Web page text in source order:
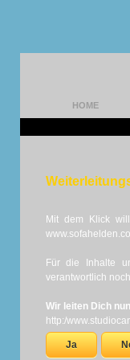
HOME
Mit dem Klick
Für die Inhalte
verantwortlich
Wir leiten Dich
http:/
Ja